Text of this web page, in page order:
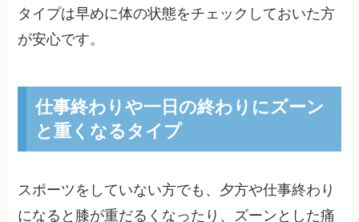
タイプは早めに体の状態をチェックしておいた方
が安心です。
仕事終わりや一日の終わりにズーン
と重くなるタイプ
スポーツをしていない方でも、夕方や仕事終わり
になると膝が重だるくなったり、ズーンとした痛